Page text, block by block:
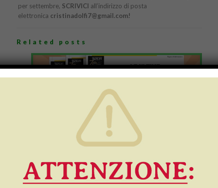
per settembre, SCRIVICI all’indirizzo di posta
elettronica cristinadolfi7@gmail.com!
Related posts